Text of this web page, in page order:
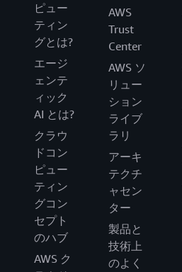
ピュー
ティン
グとは?
エージ
ェンテ
ィック
AI とは?
クラウ
ドコン
ピュー
ティン
グコン
セプト
のハブ
AWS ク
AWS
Trust
Center
AWS ソ
リュー
ション
ライブ
ラリ
アーキ
テクチ
ャセン
ター
製品と
技術上
のよく